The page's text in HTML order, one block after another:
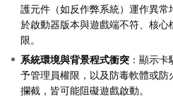
護元件（如反作弊系統）運作異
於啟動器版本與遊戲端不符、核
限。
系統環境與背景程式衝突 ：顯示
予管理員權限，以及防毒軟體或
攔截，皆可能阻礙遊戲啟動。